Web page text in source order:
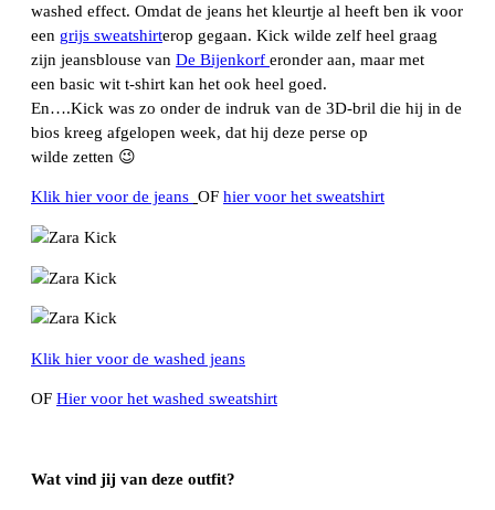
washed effect. Omdat de jeans het kleurtje al heeft ben ik voor
een grijs sweatshirterop gegaan. Kick wilde zelf heel graag
zijn jeansblouse van De Bijenkorf eronder aan, maar met
een basic wit t-shirt kan het ook heel goed.
En….Kick was zo onder de indruk van de 3D-bril die hij in de
bios kreeg afgelopen week, dat hij deze perse op
wilde zetten 😉
Klik hier voor de jeans OF hier voor het sweatshirt
Klik hier voor de washed jeans
OF Hier voor het washed sweatshirt
Wat vind jij van deze outfit?